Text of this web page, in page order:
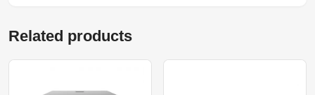
Related products